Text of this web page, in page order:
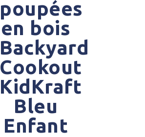
poupées
en bois
Backyard
Cookout
KidKraft
Bleu
Enfant